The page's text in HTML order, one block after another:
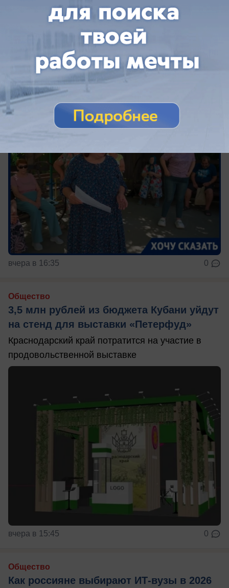
«Сначала сделайте ремонт»: жильцы
краснодарской многоэтажки
взбунтовались против новой сметы в 2,3
Собственники говорят, что забор за 2,3 млн
рублей им не нужен
вчера в 16:35 0
Общество
3,5 млн рублей из бюджета Кубани уйдут
на стенд для выставки «Петерфуд»
Краснодарский край потратится на участие в
продовольственной выставке
вчера в 15:45 0
Общество
Как россияне выбирают ИТ-вузы в 2026